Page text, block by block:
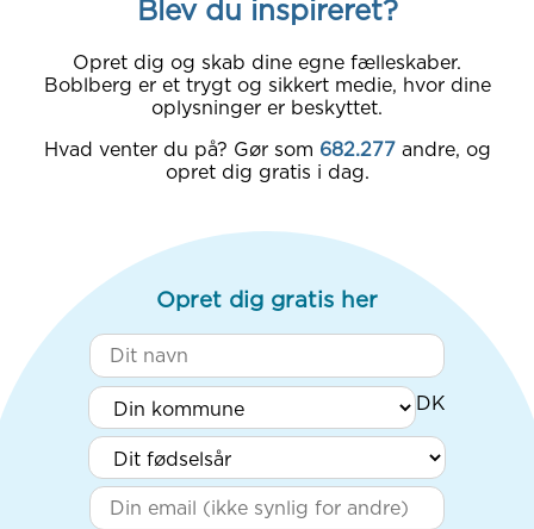
Blev du inspireret?
Opret dig og skab dine egne fælleskaber.
Boblberg er et trygt og sikkert medie, hvor dine
oplysninger er beskyttet.
Hvad venter du på? Gør som 682.277 andre, og
opret dig gratis i dag.
Opret dig gratis her